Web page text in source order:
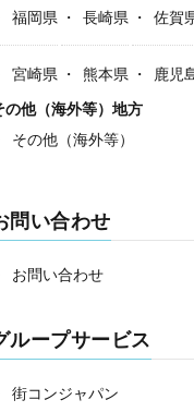
福岡県 長崎県 佐賀
宮崎県 熊本県 鹿児
の他（海外等）地方
その他（海外等）
問い合わせ
お問い合わせ
ループサービス
街コンジャパン